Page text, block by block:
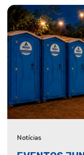
Notícias